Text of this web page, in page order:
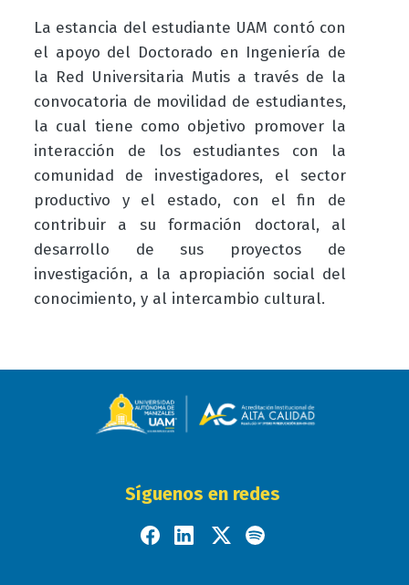
La estancia del estudiante UAM contó con
el apoyo del Doctorado en Ingeniería de
la Red Universitaria Mutisa través de la
convocatoria de movilidad de estudiantes,
la cual tiene como objetivo promover la
interacción de los estudiantes con la
comunidad de investigadores, el sector
productivo y el estado, con el fin de
contribuir a su formación doctoral, al
desarrollo de sus proyectos de
investigación, a la apropiación social del
conocimiento, y al intercambio cultural.
Síguenos en redes